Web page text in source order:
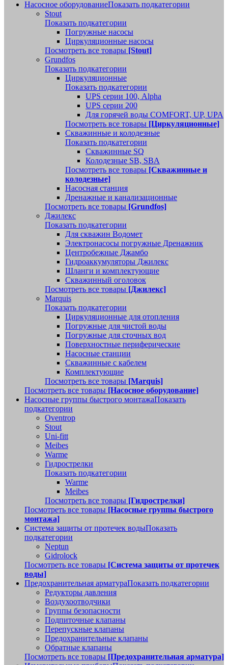
Насосное оборудованиеПоказать подкатегории
Stout
Показать подкатегории
Погружные насосы
Циркуляционные насосы
Посмотреть все товары [Stout]
Grundfos
Показать подкатегории
Циркуляционные
Показать подкатегории
UPS серии 100, Alpha
UPS серии 200
Для горячей воды COMFORT, UP, UPA
Посмотреть все товары [Циркуляционные]
Скважинные и колодезные
Показать подкатегории
Скважинные SQ
Колодезные SB, SBA
Посмотреть все товары [Скважинные и
колодезные]
Насосная станция
Дренажные и канализационные
Посмотреть все товары [Grundfos]
Джилекс
Показать подкатегории
Для скважин Водомет
Электронасосы погружные Дренажник
Центробежные Джамбо
Гидроаккумуляторы Джилекс
Шланги и комплектующие
Скважинный оголовок
Посмотреть все товары [Джилекс]
Marquis
Показать подкатегории
Циркуляционные для отопления
Погружные для чистой воды
Погружные для сточных вод
Поверхностные периферические
Насосные станции
Скважинные с кабелем
Комплектующие
Посмотреть все товары [Marquis]
Посмотреть все товары [Насосное оборудование]
Насосные группы быстрого монтажаПоказать
подкатегории
Oventrop
Stout
Uni-fitt
Meibes
Warme
Гидрострелки
Показать подкатегории
Warme
Meibes
Посмотреть все товары [Гидрострелки]
Посмотреть все товары [Насосные группы быстрого
монтажа]
Система защиты от протечек водыПоказать
подкатегории
Neptun
Gidrolock
Посмотреть все товары [Система защиты от протечек
воды]
Предохранительная арматураПоказать подкатегории
Редукторы давления
Воздухоотводчики
Группы безопасности
Подпиточные клапаны
Перепускные клапаны
Предохранительные клапаны
Обратные клапаны
Посмотреть все товары [Предохранительная арматура]